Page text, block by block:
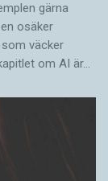
gärna
osäker
väcker
om AI är…